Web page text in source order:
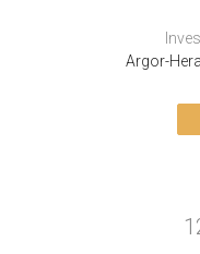
Argor-